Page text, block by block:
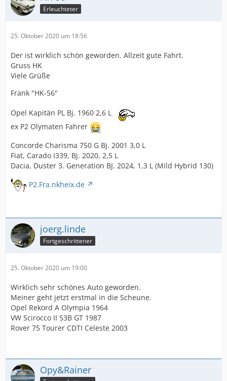
Erleuchteter
25. Oktober 2020 um 18:56
Der ist wirklich schön geworden. Allzeit gute Fahrt.
Gruss HK
Viele Grüße
Frank "HK-56"
Opel Kapitän PL Bj. 1960 2,6 L
ex P2 Olymaten Fahrer
Concorde Charisma 750 G Bj. 2001 3,0 L
Fiat, Carado I339, Bj. 2020, 2,5 L
Dacia, Duster 3. Generation BJ. 2024, 1,3 L (Mild Hybrid 130)
P2.Fra.nkheix.de
joerg.linde
Fortgeschrittener
25. Oktober 2020 um 19:00
Wirklich sehr schönes Auto geworden.
Meiner geht jetzt erstmal in die Scheune.
Opel Rekord A Olympia 1964
VW Scirocco II 53B GT 1987
Rover 75 Tourer CDTI Celeste 2003
Opy&Rainer